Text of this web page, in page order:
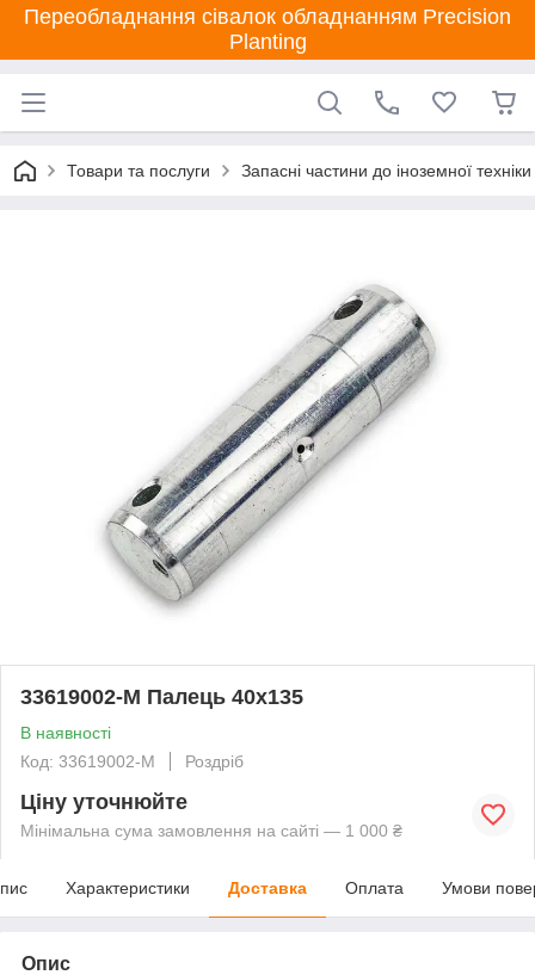
Переобладнання сівалок обладнанням Precision
Planting
Товари та послуги Запасні частини до іноземної техніки
33619002-M Палець 40х135
В наявності
Код: 33619002-M
Роздріб
Ціну уточнюйте
Мінімальна сума замовлення на сайті — 1 000 ₴
Характеристики Доставка Оплата Умови
Опис